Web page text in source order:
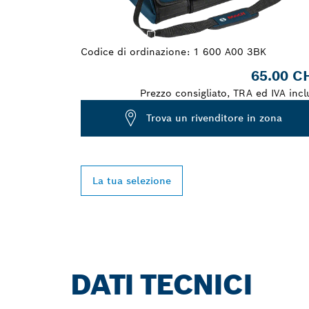
Codice di ordinazione: 1 600 A00 3BK
65.00
Prezzo consigliato, TRA ed IVA
Trova un rivenditore in zona
La tua selezione
DATI TECNICI